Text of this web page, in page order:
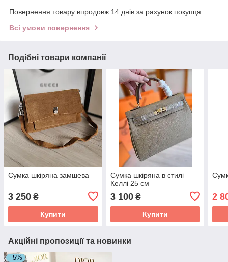
Повернення товару впродовж 14 днів за рахунок покупця
Всі умови повернення
Подібні товари компанії
Сумка шкіряна замшева
3 250 ₴
Купити
Сумка шкіряна в стилі
Келлі 25 см
3 100₴
Купити
2
Акційні пропозиції та новинки
–5%